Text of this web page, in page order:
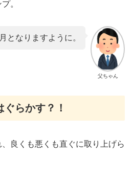
。
父ちゃん
となりますように。
らかす？！
良くも悪くも直ぐに取り上げら